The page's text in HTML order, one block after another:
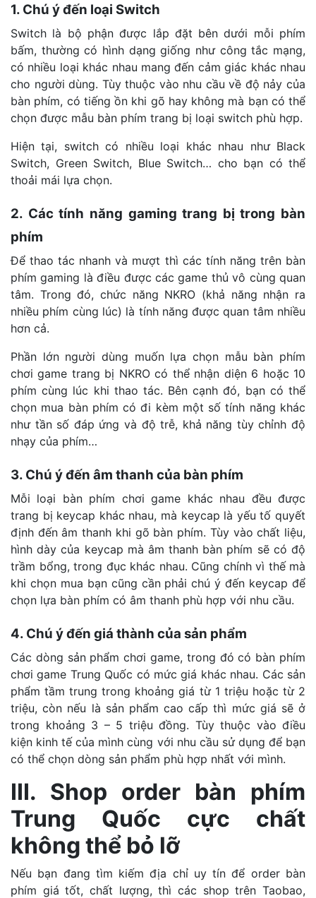
1. Chú ý đến loại Switch
Switch là bộ phận được lắp đặt bên dưới mỗi phím
bấm, thường có hình dạng giống như công tắc mạng,
có nhiều loại khác nhau mang đến cảm giác khác nhau
cho người dùng. Tùy thuộc vào nhu cầu về độ nảy của
bàn phím, có tiếng ồn khi gõ hay không mà bạn có thể
chọn được mẫu bàn phím trang bị loại switch phù hợp.
Hiện tại, switch có nhiều loại khác nhau như Black
Switch, Green Switch, Blue Switch… cho bạn có thể
thoải mái lựa chọn.
2. Các tính năng gaming trang bị trong bàn
phím
Để thao tác nhanh và mượt thì các tính năng trên bàn
phím gaming là điều được các game thủ vô cùng quan
tâm. Trong đó, chức năng NKRO (khả năng nhận ra
nhiều phím cùng lúc) là tính năng được quan tâm nhiều
hơn cả.
Phần lớn người dùng muốn lựa chọn mẫu bàn phím
chơi game trang bị NKRO có thể nhận diện 6 hoặc 10
phím cùng lúc khi thao tác. Bên cạnh đó, bạn có thể
chọn mua bàn phím có đi kèm một số tính năng khác
như tần số đáp ứng và độ trễ, khả năng tùy chỉnh độ
nhạy của phím…
3. Chú ý đến âm thanh của bàn phím
Mỗi loại bàn phím chơi game khác nhau đều được
trang bị keycap khác nhau, mà keycap là yếu tố quyết
định đến âm thanh khi gõ bàn phím. Tùy vào chất liệu,
hình dày của keycap mà âm thanh bàn phím sẽ có độ
trầm bổng, trong đục khác nhau. Cũng chính vì thế mà
khi chọn mua bạn cũng cần phải chú ý đến keycap để
chọn lựa bàn phím có âm thanh phù hợp với nhu cầu.
4. Chú ý đến giá thành của sản phẩm
Các dòng sản phẩm chơi game, trong đó có bàn phím
chơi game Trung Quốc có mức giá khác nhau. Các sản
phẩm tầm trung trong khoảng giá từ 1 triệu hoặc từ 2
triệu, còn nếu là sản phẩm cao cấp thì mức giá sẽ ở
trong khoảng 3 – 5 triệu đồng. Tùy thuộc vào điều
kiện kinh tế của mình cùng với nhu cầu sử dụng để bạn
có thể chọn dòng sản phẩm phù hợp nhất với mình.
III. Shop order bàn phím
Trung Quốc cực chất
không thể bỏ lỡ
Nếu bạn đang tìm kiếm địa chỉ uy tín để order bàn
phím giá tốt, chất lượng, thì các shop trên Taobao,